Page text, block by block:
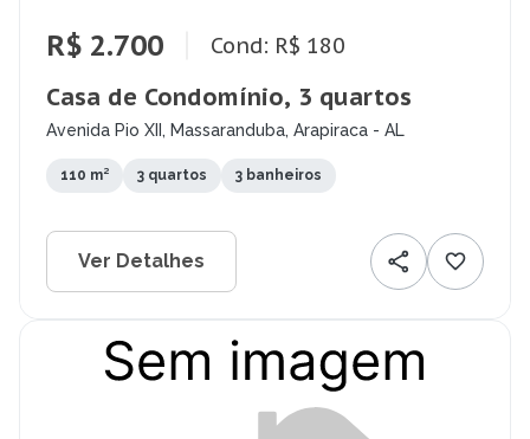
R$ 2.700 Cond: R$ 180
Casa de Condomínio, 3 quartos
Avenida Pio XII, Massaranduba, Arapiraca - AL
110 m² 3 quartos 3 banheiros
Ver Detalhes